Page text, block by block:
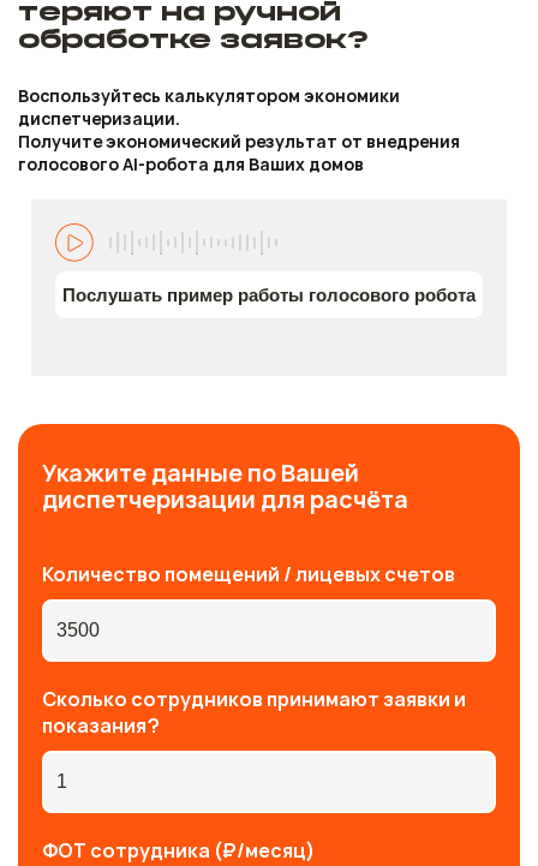
теряют на ручной
обработке заявок?
Воспользуйтесь калькулятором экономики
диспетчеризации.
Получите экономический результат от внедрения
голосового AI-робота для Ваших домов
Послушать пример работы голосового робота
Укажите данные по Вашей
диспетчеризации для расчёта
Количество помещений / лицевых счетов
Сколько сотрудников принимают заявки и
показания?
ФОТ сотрудника (₽/месяц)